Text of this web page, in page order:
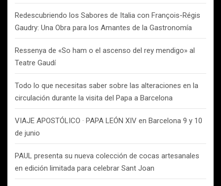
Redescubriendo los Sabores de Italia con François-Régis
Gaudry: Una Obra para los Amantes de la Gastronomía
Ressenya de «So ham o el ascenso del rey mendigo» al
Teatre Gaudí
Todo lo que necesitas saber sobre las alteraciones en la
circulación durante la visita del Papa a Barcelona
VIAJE APOSTÓLICO · PAPA LEÓN XIV en Barcelona 9 y 10
de junio
PAUL presenta su nueva colección de cocas artesanales
en edición limitada para celebrar Sant Joan